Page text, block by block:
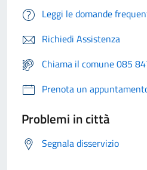
Leggi le domande
Richiedi Assistenza
Chiama il comune 085
Prenota un
Problemi in città
Segnala disservizio